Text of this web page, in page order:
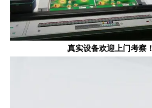
真实设备欢迎上门考察！